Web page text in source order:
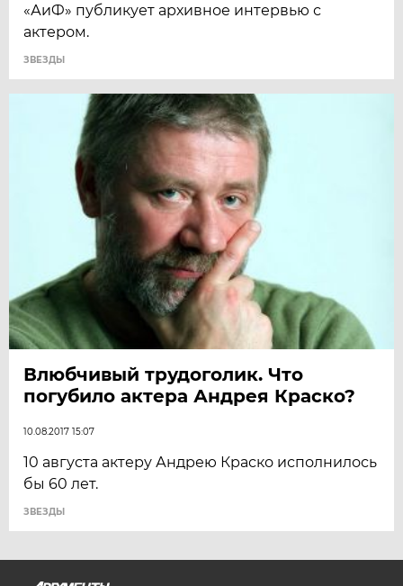
«АиФ» публикует архивное интервью с
актером.
ЗВЕЗДЫ
Влюбчивый трудоголик. Что
погубило актера Андрея Краско?
10.08.2017 15:07
10 августа актеру Андрею Краско исполнилось
бы 60 лет.
ЗВЕЗДЫ